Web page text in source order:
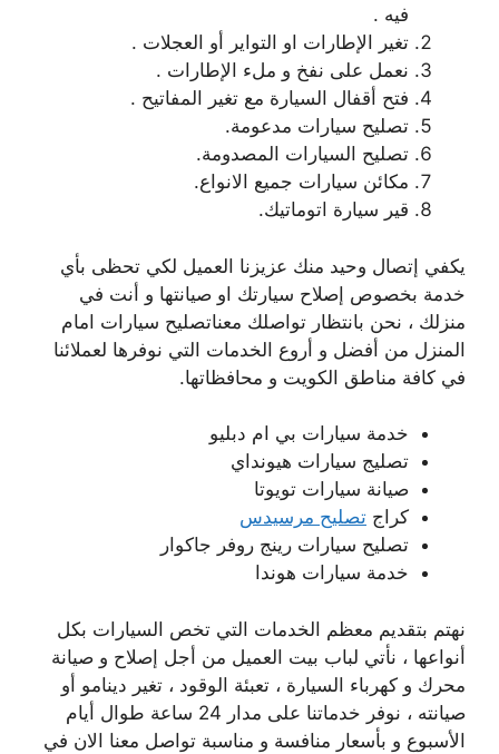
فيه .
تغير الإطارات او التواير أو العجلات .
نعمل على نفخ و ملء الإطارات .
فتح أقفال السيارة مع تغير المفاتيح .
تصليح سيارات مدعومة.
تصليح السيارات المصدومة.
مكائن سيارات جميع الانواع.
قير سيارة اتوماتيك.
يكفي إتصال وحيد منك عزيزنا العميل لكي تحظى بأي
خدمة بخصوص إصلاح سيارتك او صيانتها و أنت في
منزلك ، نحن بانتظار تواصلك معناتصليح سيارات امام
المنزل من أفضل و أروع الخدمات التي نوفرها لعملائنا
في كافة مناطق الكويت و محافظاتها.
خدمة سيارات بي ام دبليو
تصليج سيارات هيونداي
صيانة سيارات تويوتا
كراج تصليح مرسيدس
تصليح سيارات رينج روفر جاكوار
خدمة سيارات هوندا
نهتم بتقديم معظم الخدمات التي تخص السيارات بكل
أنواعها ، نأتي لباب بيت العميل من أجل إصلاح و صيانة
محرك و كهرباء السيارة ، تعبئة الوقود ، تغير دينامو أو
صيانته ، نوفر خدماتنا على مدار 24 ساعة طوال أيام
الأسبوع و بأسعار منافسة و مناسبة تواصل معنا الان في